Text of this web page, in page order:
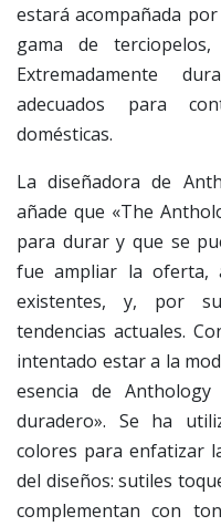
estará acompañada
gama de
Extremadamente
adecuados para
domésticas.
La diseñadora de
añade que «The
para durar y que se
fue ampliar la oferta,
existentes, y, por
tendencias actuales.
intentado estar a la
esencia de
duradero». Se ha
colores para enfatizar
del diseños: sutiles
complementan con